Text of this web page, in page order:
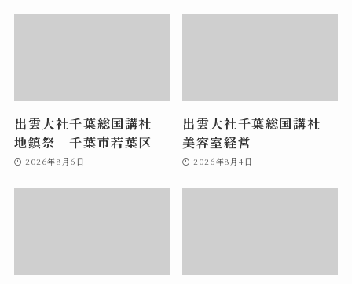
出雲大社千葉総国講社
地鎮祭 千葉市若葉区
2026年8月6日
出雲大社千葉総国講社
美容室経営
2026年8月4日